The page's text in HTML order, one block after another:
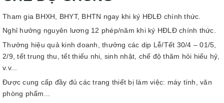
Tham gia BHXH, BHYT, BHTN ngay khi ký HĐLĐ chính thức.
Nghỉ hưởng nguyên lương 12 phép/năm khi ký HĐLĐ chính thức.
Thưởng hiệu quả kinh doanh, thưởng các dịp Lễ/Tết 30/4 – 01/5,
2/9, tết trung thu, tết thiếu nhi, sinh nhật, chế độ thăm hỏi hiếu hỷ,
v.v...
Được cung cấp đầy đủ các trang thiết bị làm việc: máy tính, văn
phòng phẩm...